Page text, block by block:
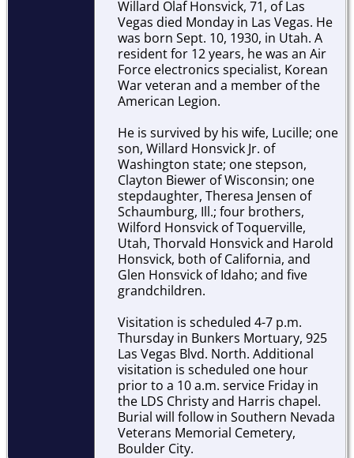
Willard Olaf Honsvick, 71, of Las
Vegas died Monday in Las Vegas. He
was born Sept. 10, 1930, in Utah. A
resident for 12 years, he was an Air
Force electronics specialist, Korean
War veteran and a member of the
American Legion.
He is survived by his wife, Lucille; one
son, Willard Honsvick Jr. of
Washington state; one stepson,
Clayton Biewer of Wisconsin; one
stepdaughter, Theresa Jensen of
Schaumburg, Ill.; four brothers,
Wilford Honsvick of Toquerville,
Utah, Thorvald Honsvick and Harold
Honsvick, both of California, and
Glen Honsvick of Idaho; and five
grandchildren.
Visitation is scheduled 4-7 p.m.
Thursday in Bunkers Mortuary, 925
Las Vegas Blvd. North. Additional
visitation is scheduled one hour
prior to a 10 a.m. service Friday in
the LDS Christy and Harris chapel.
Burial will follow in Southern Nevada
Veterans Memorial Cemetery,
Boulder City.